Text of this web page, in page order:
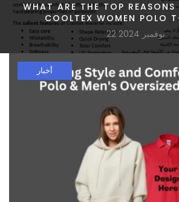
WHAT ARE THE TOP
COOLTEX WOMEN POLO
22 نوفمبر 2024
أخبار